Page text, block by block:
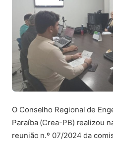
O Conselho Regional de
Paraíba (Crea-PB) realizou
reunião n.º 07/2024 da